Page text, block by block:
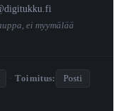
ei myymälää
· Toimitus:
Posti